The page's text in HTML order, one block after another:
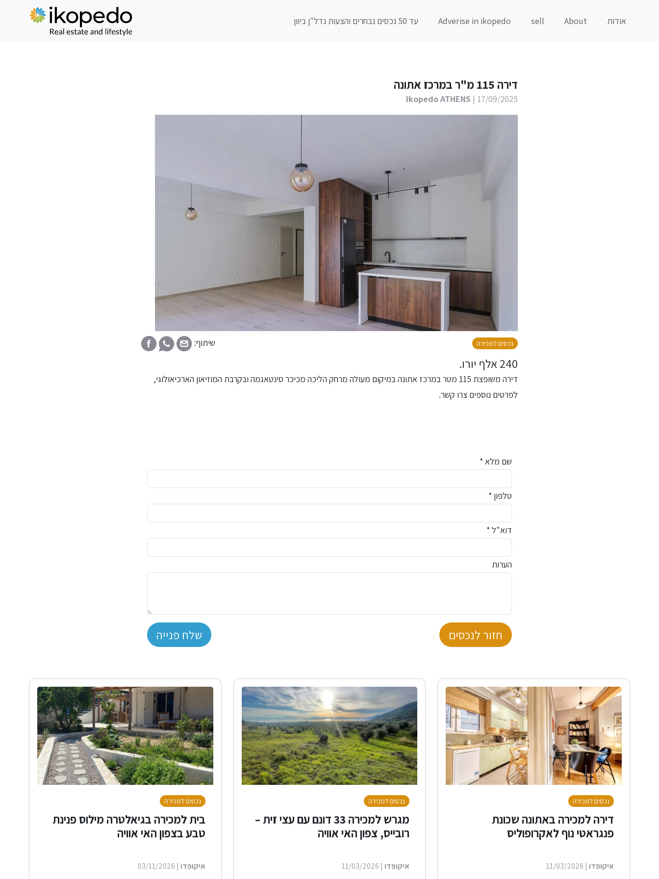
אודות About
sell
Adverise in ikopedo עד 50 נכסים נבחרים והצעות נדל"ן ביוון
דירה 115 מ"ר במרכז אתונה
Ikopedo ATHENS | 17/09/2025
נכסים למכירה שיתוף:
240 אלף יורו.
דירה משופצת 115 מטר במרכז אתונה במיקום מעולה מרחק הליכה מכיכר סינטאגמה ובקרבת המוזיאון הארכיאולוגי,
לפרטים נוספים צרו קשר.
שם מלא *
טלפון *
דוא"ל *
הערות
חזור לנכסים שלח פנייה
נכסים למכירה
דירה למכירה באתונה שכונת
פנגראטי נוף לאקרופוליס
איקופדו | 11/03/2026
נכסים למכירה
מגרש למכירה 33 דונם עם עצי זית –
רובייס, צפון האי אוויה
איקופדו | 11/03/2026
נכסים למכירה
בית למכירה בגיאלטרה מילוס פנינת
טבע בצפון האי אוויה
איקופדו | 03/11/2026